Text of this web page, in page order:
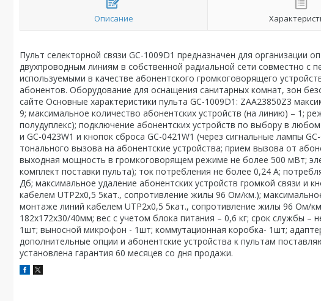
Описание
Пульт селекторной связи GC-1009D1 предназначен для организации
двухпроводным линиям в собственной радиальной сети совместно с
используемыми в качестве абонентского громкоговорящего
абонентов. Оборудование для оснащения санитарных комнат, зон
сайте Основные характеристики пульта GC-1009D1: ZAA23850Z3
9; максимальное количество абонентских устройств (на линию) – 1;
полудуплекс); подключение абонентских устройств по выбору в
и GC-0423W1 и кнопок сброса GC-0421W1 (через сигнальные лампы
тонального вызова на абонентские устройства; прием вызова от
выходная мощность в громкоговорящем режиме не более 500 мВт;
комплект поставки пульта); ток потребления не более 0,24 А;
Дб; максимальное удаление абонентских устройств громкой связи и
кабелем UTP2х0,5 5кат., сопротивление жилы 96 Ом/км.);
монтаже линий кабелем UTP2х0,5 5кат., сопротивление жилы 96 Ом/
182х172х30/40мм; вес с учетом блока питания – 0,6 кг; cрок службы –
1шт; выносной микрофон - 1шт; коммутационная коробка- 1шт;
дополнительные опции и абонентские устройства к пультам
установлена гарантия 60 месяцев со дня продажи.